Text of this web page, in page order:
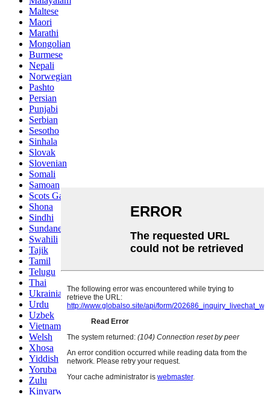
Maltese
Maori
Marathi
Mongolian
Burmese
Nepali
Norwegian
Pashto
Persian
Punjabi
Serbian
Sesotho
Sinhala
Slovak
Slovenian
Somali
Samoan
Scots Gaelic
Shona
Sindhi
Sundanese
Swahili
Tajik
Tamil
Telugu
Thai
Ukrainian
Urdu
Uzbek
Vietnamese
Welsh
Xhosa
Yiddish
Yoruba
Zulu
Kinyarwanda